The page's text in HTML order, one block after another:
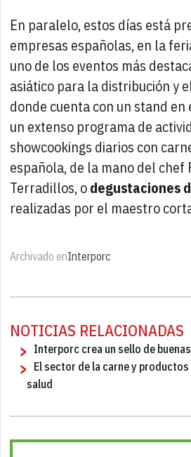
En paralelo, estos días está
empresas españolas, en la
uno de los eventos más
asiático para la distribución y
donde cuenta con un stand
un extenso programa de
showcookings diarios con
española, de la mano del chef
Terradillos, odegustaciones
realizadas por el maestro
Archivado enInterporc
NOTICIAS RELACIONADAS
Interporc crea un sello de
El sector de la carne y
salud